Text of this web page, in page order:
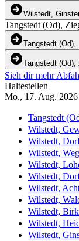
Wilstedt,
Tangstedt (Od),
Tangstedt (Od),
Tangstedt (Od),
Sieh dir mehr
Haltestellen
Mo., 17. Aug. 2026
Tangstedt
Wilstedt,
Wilstedt,
Wilstedt,
Wilstedt,
Wilstedt,
Wilstedt,
Wilstedt,
Wilstedt,
Wilstedt,
Wilstedt,